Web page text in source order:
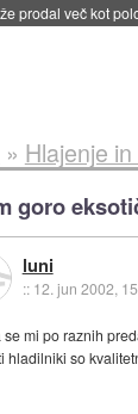
prodal več kot
» Hlajenje
goro
luni
:: 12. jun 2002,
se mi po raznih
hladilniki so